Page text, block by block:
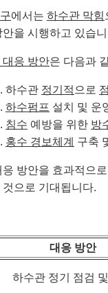
에서는 하수관 막힘
안을 시행하고 있습
대응 방안은 다음과
하수관 정기적 으로
하수펌프 설치 및 운
침수 예방을 위한 방
홍수 경보체계 구축
응 방안을 효과적으
것으로 기대됩니다.
대응 방안
하수관 정기 점검